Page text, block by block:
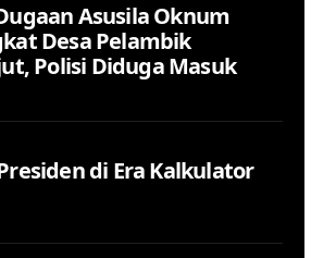
Asusila Oknum
Desa Pelambik
Polisi Diduga Masuk
di Era Kalkulator